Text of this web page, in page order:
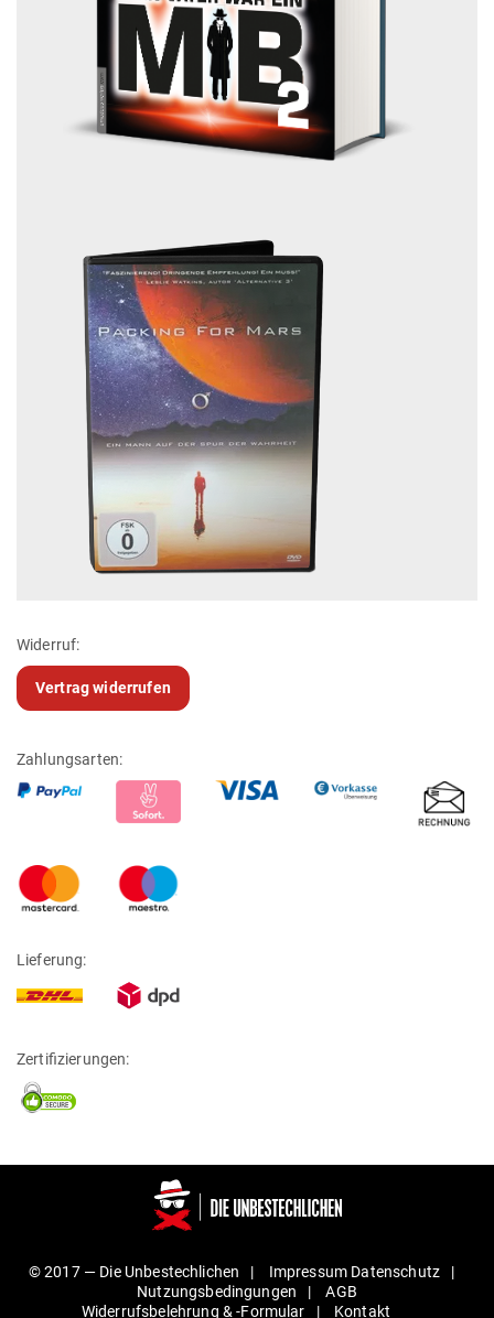
Widerruf:
Vertrag widerrufen
Zahlungsarten:
Lieferung:
Zertifizierungen:
© 2017 — Die Unbestechlichen Impressum Daten­schutz
Nut­zungs­be­din­gungen
AGB
Wider­rufs­be­lehrung & ‑For­mular
Kontakt